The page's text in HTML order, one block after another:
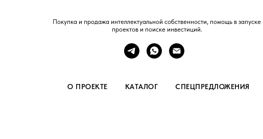
Покупка и продажа интеллектуальной собственности, помощь в запуске
проектов и поиске инвестиций.
О ПРОЕКТЕ КАТАЛОГ СПЕЦПРЕДЛОЖЕНИЯ